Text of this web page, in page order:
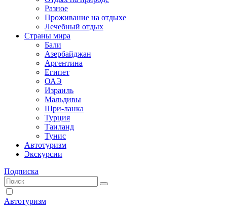
Разное
Проживание на отдыхе
Лечебный отдых
Страны мира
Бали
Азербайджан
Аргентина
Египет
ОАЭ
Израиль
Мальдивы
Шри-ланка
Турция
Таиланд
Тунис
Автотуризм
Экскурсии
Подписка
Автотуризм